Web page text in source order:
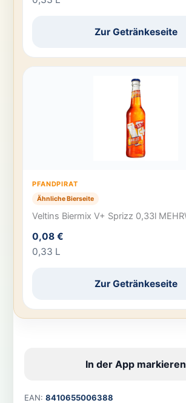
Zur Getränkeseite
PFANDPIRAT
Ähnliche Bierseite
Veltins Biermix V+ Sprizz 0,33l
0,08 €
0,33 L
Zur Getränkeseite
In der App markieren
EAN: 8410655006388